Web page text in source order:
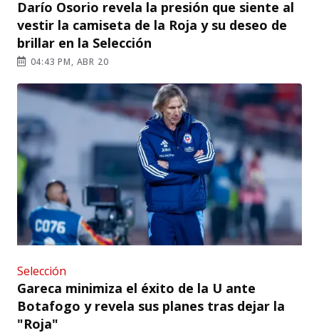
Darío Osorio revela la presión que siente al
vestir la camiseta de la Roja y su deseo de
brillar en la Selección
04:43 PM, ABR 20
Selección
Gareca minimiza el éxito de la U ante
Botafogo y revela sus planes tras dejar la
"Roja"